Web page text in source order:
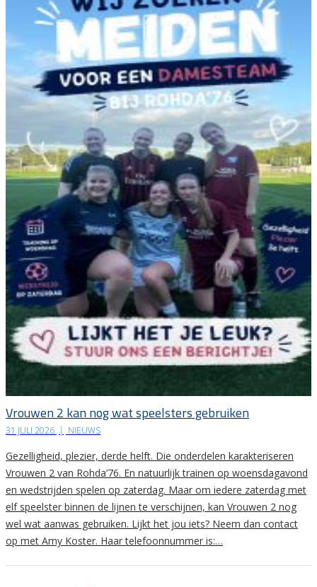
Vrouwen 2 kan nog wat speelsters gebruiken
31 JULI 2026 | NIEUWS
Gezelligheid, plezier, derde helft. Die onderdelen karakteriseren
Vrouwen 2 van Rohda’76. En natuurlijk trainen op woensdagavond
en wedstrijden spelen op zaterdag. Maar om iedere zaterdag met
elf speelster binnen de lijnen te verschijnen, kan Vrouwen 2 nog
wel wat aanwas gebruiken. Lijkt het jou iets? Neem dan contact
op met Amy Koster. Haar telefoonnummer is:…